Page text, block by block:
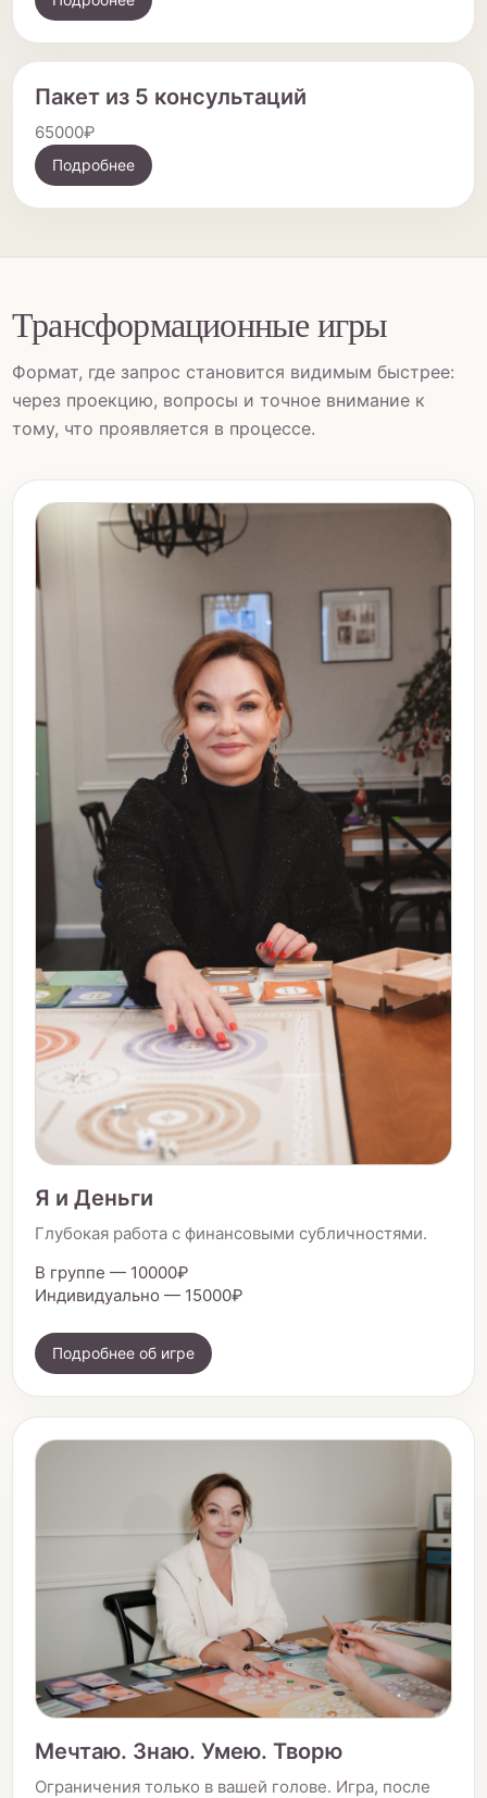
Пакет из 5 консультаций
65000₽
Подробнее
Трансформационные игры
Формат, где запрос становится видимым быстрее:
через проекцию, вопросы и точное внимание к
тому, что проявляется в процессе.
Я и Деньги
Глубокая работа с финансовыми субличностями.
В группе — 10000₽
Индивидуально — 15000₽
Подробнее об игре
Мечтаю. Знаю. Умею. Творю
Ограничения только в вашей голове. Игра, после